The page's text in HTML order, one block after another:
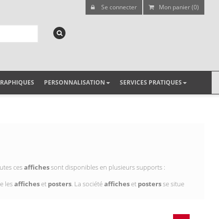
Se connecter Mon panier (0)
PERSONNALISATION SERVICES PRATIQUES
cesaffichessont disponibles en plusieurs supports :
lesafficheset posters. La sociétéafficheset postersse situe